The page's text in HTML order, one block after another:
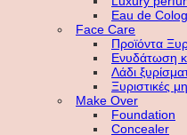
Eau de
Face Care
Προϊόντα
Ενυδάτωση
Λάδι
Ξυριστικές
Make Over
Foundation
Concealer